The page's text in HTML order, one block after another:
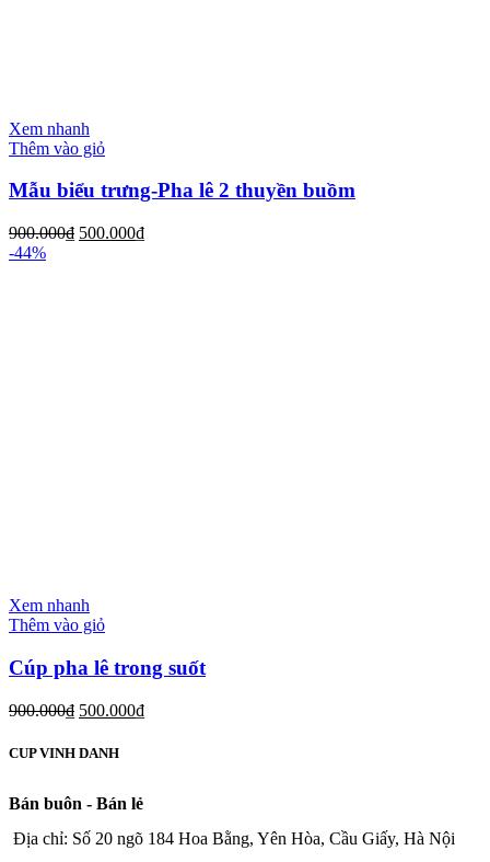
Xem nhanh
Thêm vào giỏ
Mẫu biểu trưng-Pha lê 2 thuyền buồm
900.000₫ 500.000₫
-44%
Xem nhanh
Thêm vào giỏ
Cúp pha lê trong suốt
900.000₫ 500.000₫
CUP VINH DANH
Bán buôn - Bán lẻ
Địa chỉ: Số 20 ngõ 184 Hoa Bằng, Yên Hòa, Cầu Giấy, Hà Nội